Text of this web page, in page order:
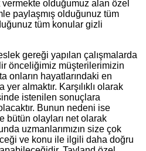
olduğumuz alan özel
paylaşmış olduğunuz tüm
tüm konular gizli
gereği yapılan çalışmalarda
önceliğimiz müşterilerimizin
onların hayatlarındaki en
almaktır. Karşılıklı olarak
istenilen sonuçlara
Bunun nedeni ise
bütün olayları net olarak
uzmanlarımızın size çok
ve konu ile ilgili daha doğru